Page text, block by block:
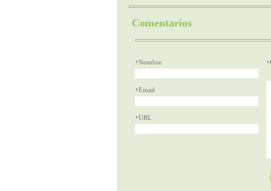
Comentarios
Nombre
Email
URL